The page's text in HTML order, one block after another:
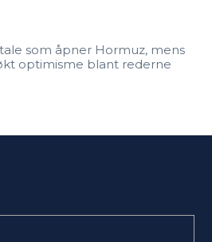
som åpner Hormuz, mens
optimisme blant rederne